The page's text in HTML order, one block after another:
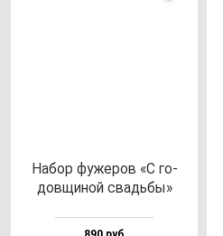
Набор фу­же­ров «С го­
дов­щи­ной свадь­бы»